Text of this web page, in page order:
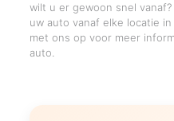
wilt u er gewoon snel
uw auto vanaf elke locatie
met ons op voor meer
auto.